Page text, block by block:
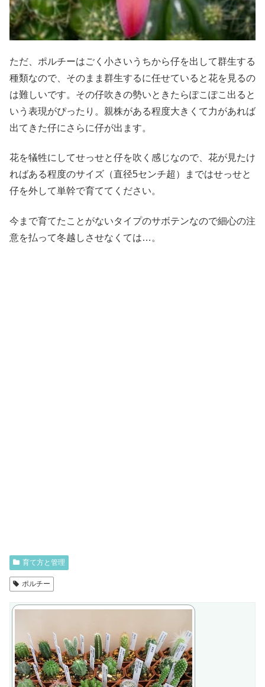
ただ、ポルチーはごく小さいうちから仔を出して群生する
種類なので、そのまま群生するに任せていると花を見るの
は難しいです。その仔吹きの勢いときたらぽこぽこ出ると
いう表現がぴったり。親株がある程度大きくて力があれば
出てきた仔にさらに仔が出ます。
花を犠牲にしてせっせと仔を吹く感じなので、花が見たけ
ればある程度のサイズ（直径5センチ超）まではせっせと
仔を外して単幹で育ててください。
今まで育てたことがないタイプのサボテンなので細心の注
意を払って冬越しさせなくては…。
育て方と管理
ポルチー